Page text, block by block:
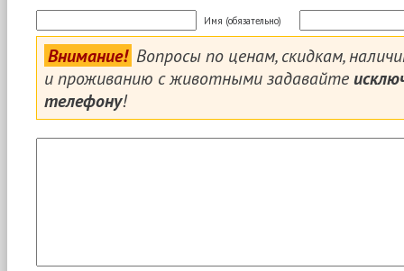
Имя (обязательно)
Внимание! Вопросы по ценам, скидкам,
и проживанию с животными задавайте
телефону!